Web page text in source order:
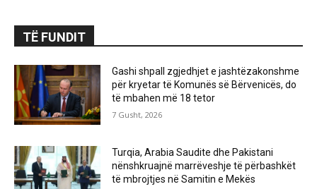
TË FUNDIT
Gashi shpall zgjedhjet e jashtëzakonshme
për kryetar të Komunës së Bërvenicës, do
të mbahen më 18 tetor
7 Gusht, 2026
Turqia, Arabia Saudite dhe Pakistani
nënshkruajnë marrëveshje të përbashkët
të mbrojtjes në Samitin e Mekës